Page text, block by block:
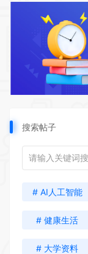
搜索帖子
# AI人工智能
# 健康生活
# 大学资料